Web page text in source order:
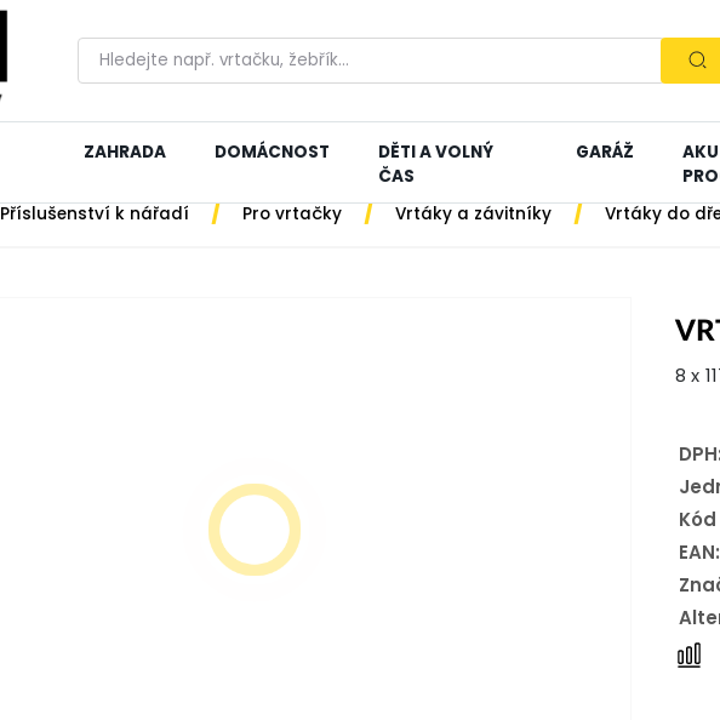
ZAHRADA DOMÁCNOST
DĚTI A VOLNÝ
ČAS
GARÁŽ
AKU
Příslušenství k nářadí / Pro vrtačky / Vrtáky a závitníky / Vrtáky do
8 x
DPH:
Kód
EAN: